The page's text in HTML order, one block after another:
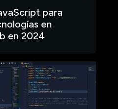
para
en
en 2024